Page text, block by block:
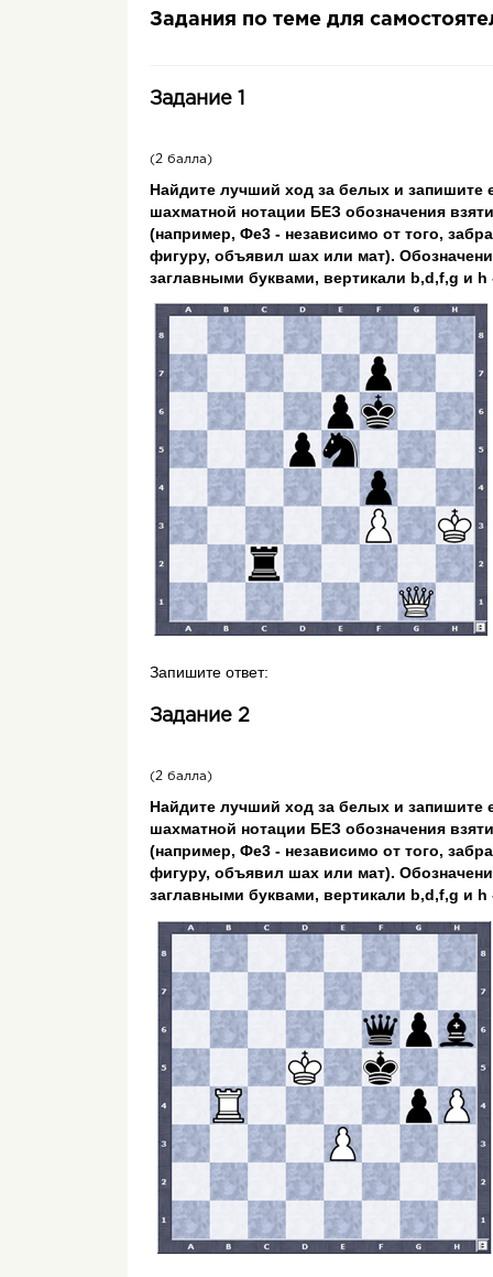
Задания по теме для
Задание 1
(2 балла)
Найдите лучший ход за белых и запишите
шахматной нотации БЕЗ обозначения
(например, Фе3 - независимо от того,
фигуру, объявил шах или мат).
заглавными буквами, вертикали b,d,f,g и h
Запишите ответ:
Задание 2
(2 балла)
Найдите лучший ход за белых и запишите
шахматной нотации БЕЗ обозначения
(например, Фе3 - независимо от того,
фигуру, объявил шах или мат).
заглавными буквами, вертикали b,d,f,g и h